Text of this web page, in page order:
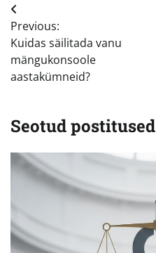
Navigeerimine
Previous:
Kuidas säilitada vanu
mängukonsoole
aastakümneid?
Seotud postitused